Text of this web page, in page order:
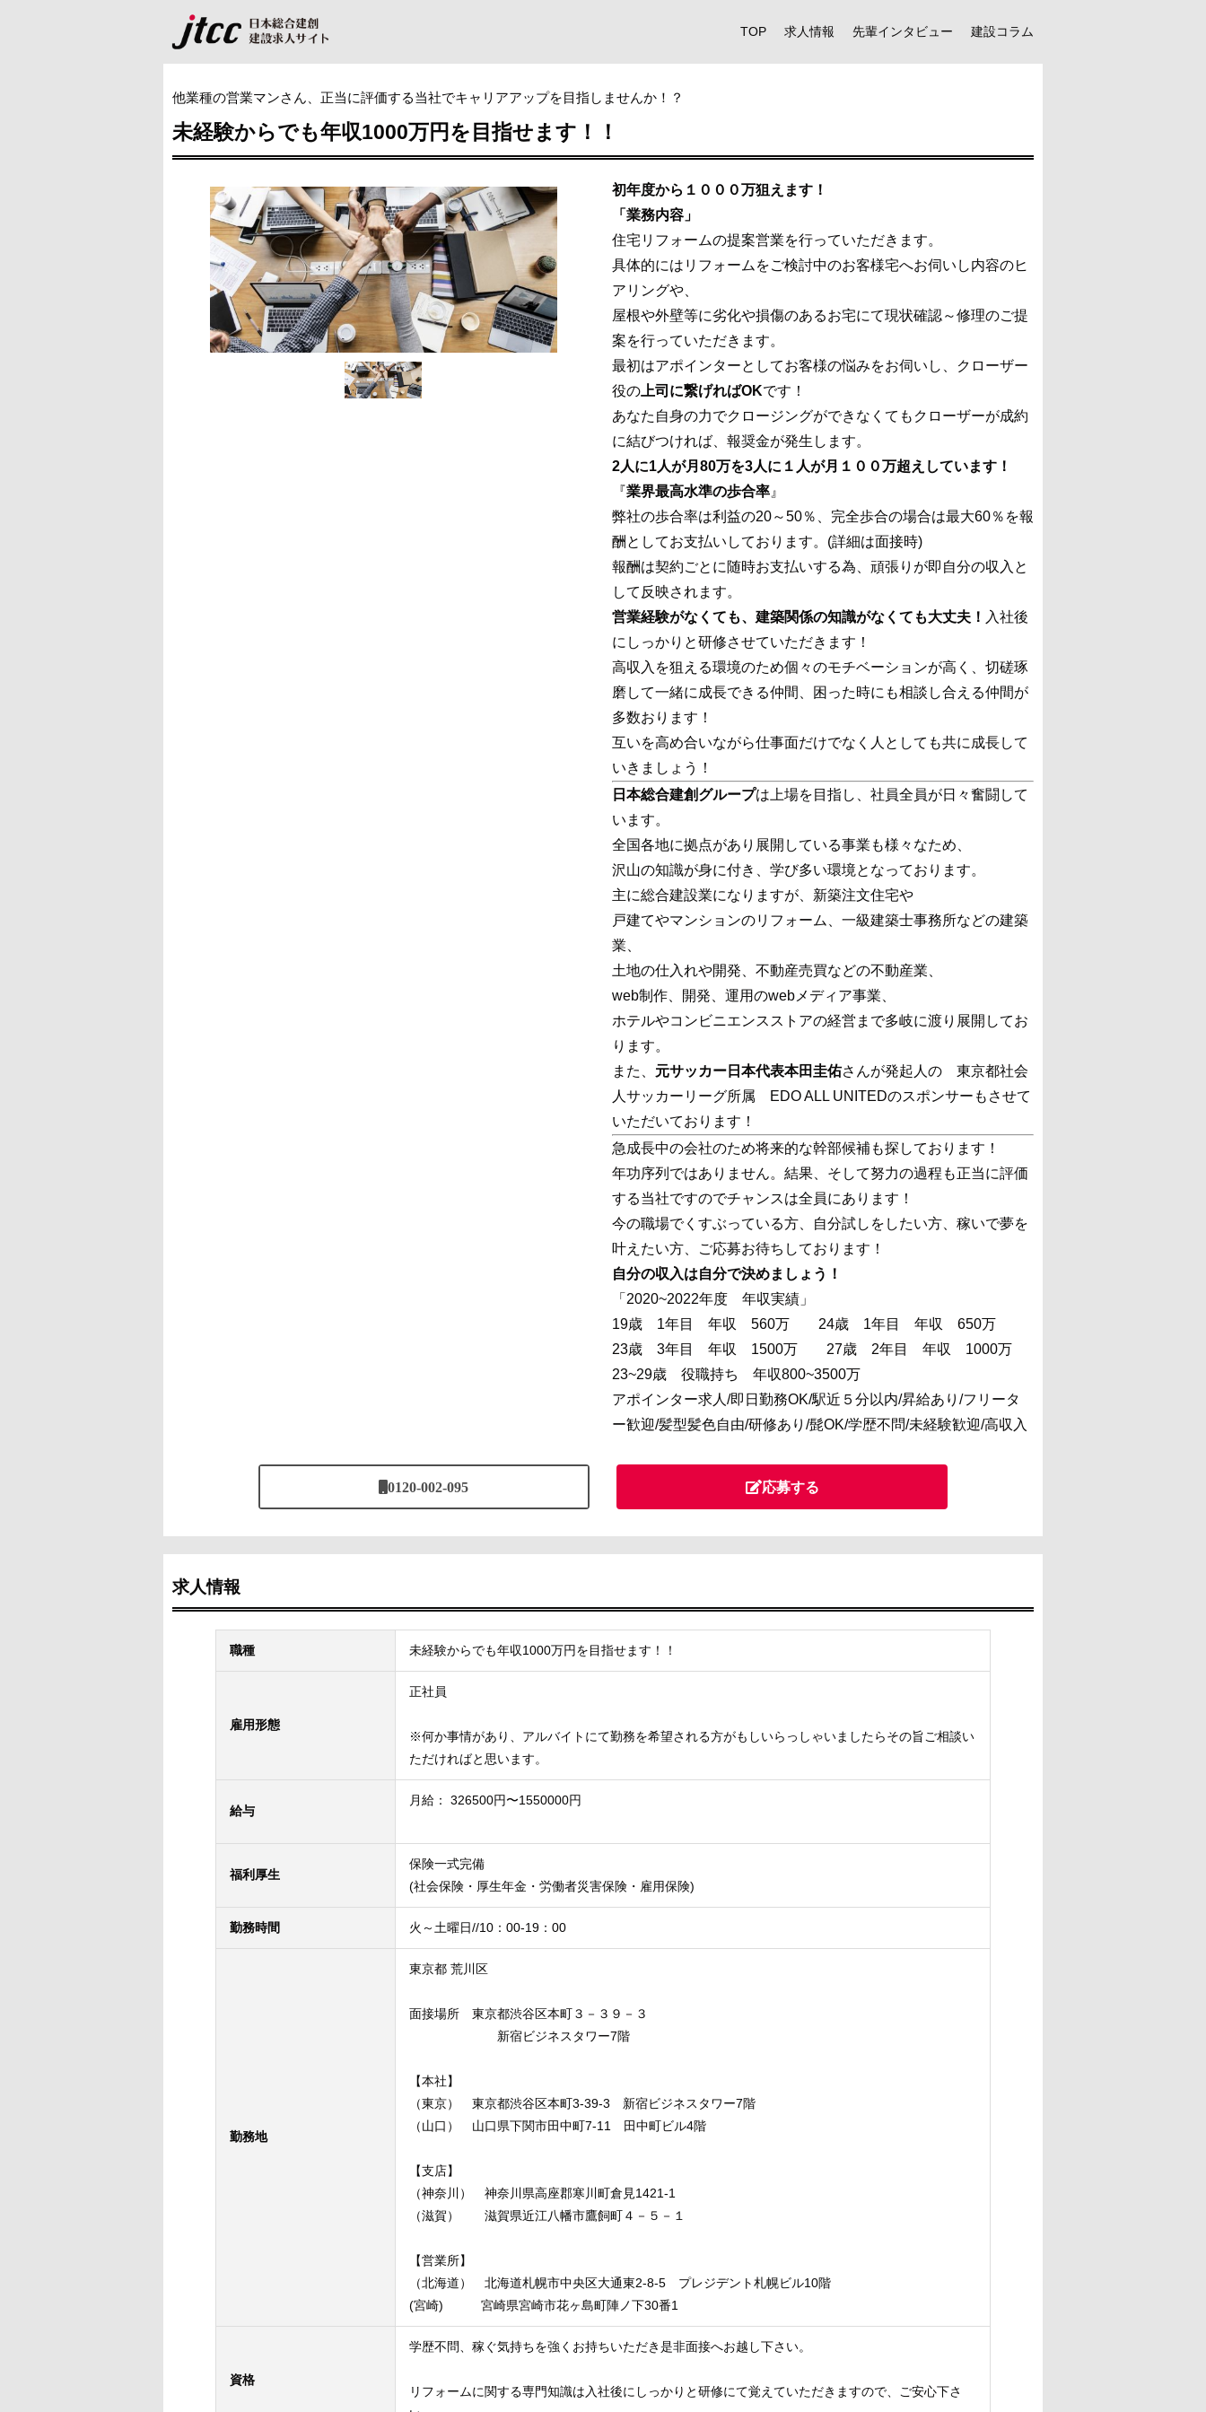
TOP 求人情報 先輩インタビュー 建設コラム
他業種の営業マンさん、正当に評価する当社でキャリアアップを目指しませんか！？
未経験からでも年収1000万円を目指せます！！
初年度から１０００万狙えます！
「業務内容」
住宅リフォームの提案営業を行っていただきます。
具体的にはリフォームをご検討中のお客様宅へお伺いし内容のヒ
アリングや、
屋根や外壁等に劣化や損傷のあるお宅にて現状確認～修理のご提
案を行っていただきます。
最初はアポインターとしてお客様の悩みをお伺いし、クローザー
役の上司に繋げればOKです！
あなた自身の力でクロージングができなくてもクローザーが成約
に結びつければ、報奨金が発生します。
2人に1人が月80万を3人に１人が月１００万超えしています！
『業界最高水準の歩合率』
弊社の歩合率は利益の20～50％、完全歩合の場合は最大60％を報
酬としてお支払いしております。(詳細は面接時)
報酬は契約ごとに随時お支払いする為、頑張りが即自分の収入と
して反映されます。
営業経験がなくても、建築関係の知識がなくても大丈夫！ 入社後
にしっかりと研修させていただきます！
高収入を狙える環境のため個々のモチベーションが高く、切磋琢
磨して一緒に成長できる仲間、困った時にも相談し合える仲間が
多数おります！
互いを高め合いながら仕事面だけでなく人としても共に成長して
いきましょう！
日本総合建創グループは上場を目指し、社員全員が日々奮闘して
います。
全国各地に拠点があり展開している事業も様々なため、
沢山の知識が身に付き、学び多い環境となっております。
主に総合建設業になりますが、新築注文住宅や
戸建てやマンションのリフォーム、一級建築士事務所などの建築
業、
土地の仕入れや開発、不動産売買などの不動産業、
web制作、開発、運用のwebメディア事業、
ホテルやコンビニエンスストアの経営まで多岐に渡り展開してお
ります。
また、 元サッカー日本代表本田圭佑さんが発起人の 東京都社会
人サッカーリーグ所属 EDO ALL UNITEDのスポンサーもさせて
いただいております！
急成長中の会社のため将来的な幹部候補も探しております！
年功序列ではありません。結果、そして努力の過程も正当に評価
する当社ですのでチャンスは全員にあります！
今の職場でくすぶっている方、自分試しをしたい方、稼いで夢を
叶えたい方、ご応募お待ちしております！
自分の収入は自分で決めましょう！
「2020~2022年度 年収実績」
19歳 1年目 年収 560万 24歳 1年目 年収 650万
23歳 3年目 年収 1500万 27歳 2年目 年収 1000万
23~29歳 役職持ち 年収800~3500万
アポインター求人/即日勤務OK/駅近５分以内/昇給あり/フリータ
ー歓迎/髪型髪色自由/研修あり/髭OK/学歴不問/未経験歓迎/高収入
0120-002-095 応募する
求人情報
職種 未経験からでも年収1000万円を目指せます！！
雇用形態
正社員
※何か事情があり、アルバイトにて勤務を希望される方がもしいらっしゃいましたらその旨ご相談い
ただければと思います。
給与
月給： 326500円〜1550000円
福利厚生
保険一式完備
(社会保険・厚生年金・労働者災害保険・雇用保険)
勤務時間 火～土曜日//10：00-19：00
勤務地
東京都 荒川区
面接場所 東京都渋谷区本町３－３９－３
新宿ビジネスタワー7階
【本社】
（東京） 東京都渋谷区本町3-39-3 新宿ビジネスタワー7階
（山口） 山口県下関市田中町7-11 田中町ビル4階
【支店】
（神奈川） 神奈川県高座郡寒川町倉見1421-1
（滋賀） 滋賀県近江八幡市鷹飼町４－５－１
【営業所】
（北海道） 北海道札幌市中央区大通東2-8-5 プレジデント札幌ビル10階
(宮崎) 宮崎県宮崎市花ヶ島町陣ノ下30番1
資格
学歴不問、稼ぐ気持ちを強くお持ちいただき是非面接へお越し下さい。
リフォームに関する専門知識は入社後にしっかりと研修にて覚えていただきますので、ご安心下さ